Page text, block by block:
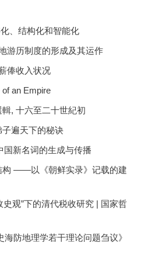
、结构化和智能化
游历制度的形成及其运作
俸收入状况
an Empire
, 十六至二十世紀初
遍天下的秘诀
新名词的生成与传播
构 ——以《朝鲜实录》记载的建
观”下的清代税收研究 | 国家哲
防地理学若干理论问题刍议》